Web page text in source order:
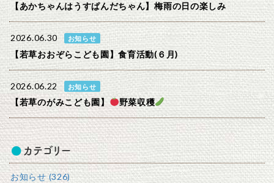
【あかちゃんはうすぱんだちゃん】梅雨の日の楽しみ
2026.06.30 お知らせ
【若草おおぞらこども園】食育活動(６月)
2026.06.22 お知らせ
【若草のがみこども園】 野菜収穫
カテゴリー
お知らせ (326)